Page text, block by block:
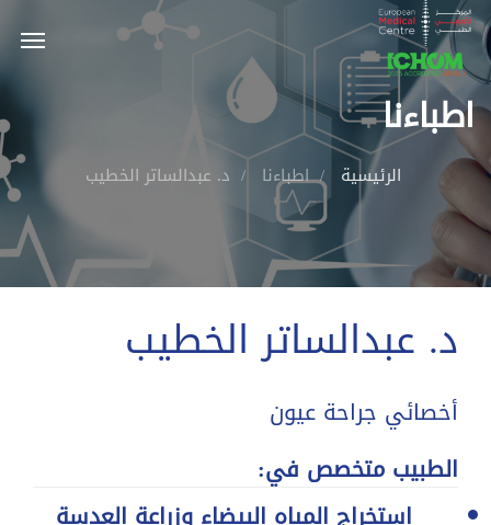
اطباءنا
الرئيسية اطباءنا د. عبدالساتر الخطيب
د. عبدالساتر الخطيب
أخصائي جراحة عيون
الطبيب متخصص في:
استخراج المياه البيضاء وزراعة العدسة